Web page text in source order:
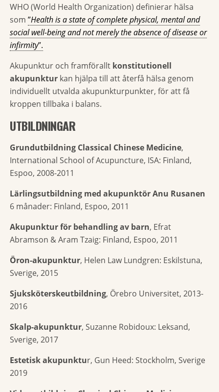
WHO (World Health Organization) definierar hälsa
som ”Health is a state of complete physical, mental and
social well-being and not merely the absence of disease or
infirmity”.
Akupunktur och framförallt konstitutionell
akupunktur kan hjälpa till att återfå hälsa genom
individuellt utvalda akupunkturpunkter, för att få
kroppen tillbaka i balans.
UTBILDNINGAR
Grundutbildning Classical Chinese Medicine,
International School of Acupuncture, ISA: Finland,
Espoo, 2008-2011
Lärlingsutbildning med akupunktör Anu Rusanen
6 månader: Finland, Espoo, 2011
Akupunktur för behandling av barn, Efrat
Abramson & Aram Tzaig: Finland, Espoo, 2011
Öron-akupunktur, Helen Law Lundgren: Eskilstuna,
Sverige, 2015
Sjuksköterskeutbildning, Örebro Universitet, 2013-
2016
Skalp-akupunktur, Suzanne Robidoux: Leksand,
Sverige, 2017
Estetisk akupunktur, Gun Heed: Stockholm, Sverige
2019